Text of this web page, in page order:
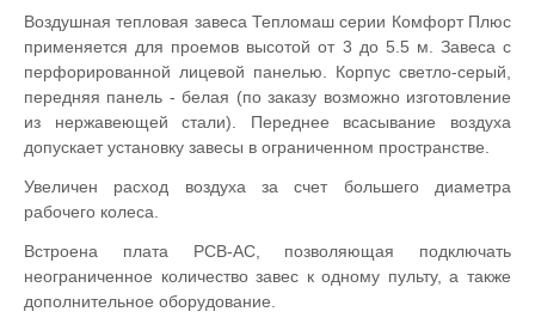
Воздушная тепловая завеса Тепломаш серии Комфорт Плюс
применяется для проемов высотой от 3 до 5.5 м. Завеса с
перфорированной лицевой панелью. Корпус светло-серый,
передняя панель - белая (по заказу возможно изготовление
из нержавеющей стали). Переднее всасывание воздуха
допускает установку завесы в ограниченном пространстве.
Увеличен расход воздуха за счет большего диаметра
рабочего колеса.
Встроена плата PCB-AC, позволяющая подключать
неограниченное количество завес к одному пульту, а также
дополнительное оборудование.